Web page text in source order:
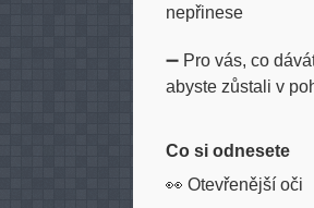
nepřinese
➖ Pro vás, co
abyste zůstali v
Co si odnesete
👀 Otevřenější oči